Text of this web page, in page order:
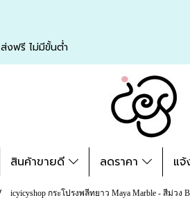
ส่งฟรี ไม่มี
สินค้าขายดี ลดราคา แจ้
icyicyshop กระโปรงพลีทยาว Maya Marble - สีม่วง